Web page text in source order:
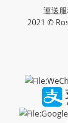
運送
2021 ©